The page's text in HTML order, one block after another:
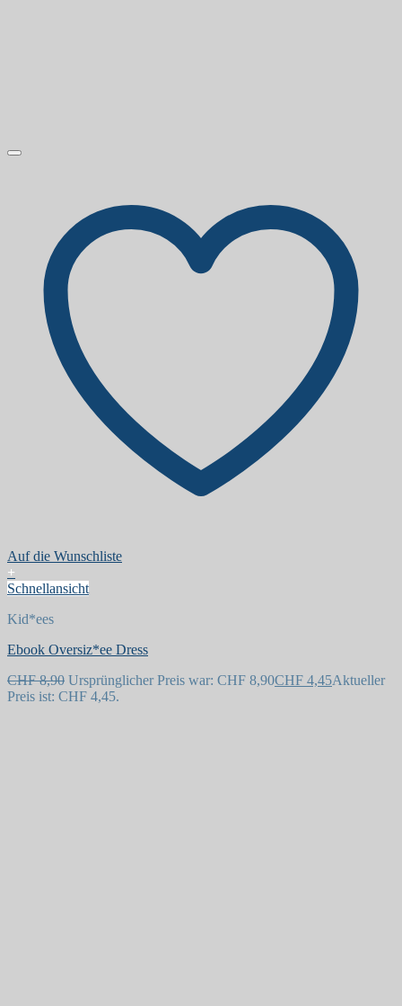
Auf die Wunschliste
+
Schnellansicht
Kid*ees
Ebook Oversiz*ee Dress
CHF8,90 Ursprünglicher Preis war: CHF 8,90CHF 4,45Aktueller
Preis ist: CHF 4,45.